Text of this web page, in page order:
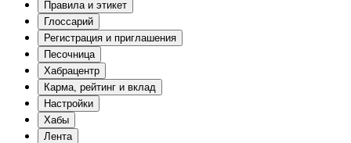
Правила и этикет
Глоссарий
Регистрация и приглашения
Песочница
Хабрацентр
Карма, рейтинг и вклад
Настройки
Хабы
Лента